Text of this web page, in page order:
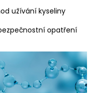
užívání kyseliny
opatření